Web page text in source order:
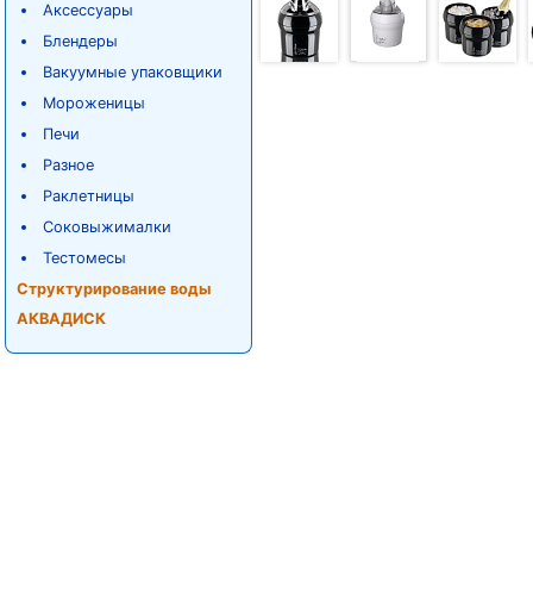
Аксессуары
Блендеры
Вакуумные упаковщики
Мороженицы
Печи
Разное
Раклетницы
Соковыжималки
Тестомесы
Структурирование воды
АКВАДИСК